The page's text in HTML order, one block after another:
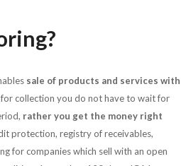
sale of products and services with
for collection you do not have to wait for
rather you get the money right
protection, registry of receivables,
for companies which sell with an open